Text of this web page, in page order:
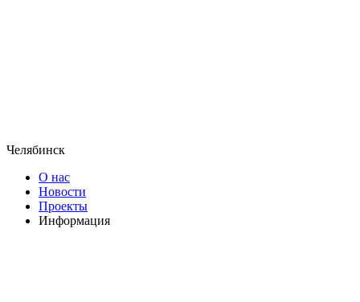
Челябинск
О нас
Новости
Проекты
Информация